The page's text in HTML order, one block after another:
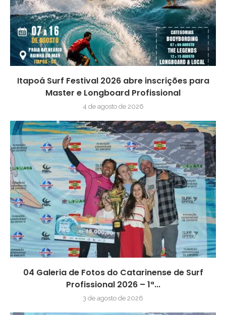
Itapoá Surf Festival 2026 abre inscrições para
Master e Longboard Profissional
4 de agosto de 2026
04 Galeria de Fotos do Catarinense de Surf
Profissional 2026 – 1ª...
3 de agosto de 2026